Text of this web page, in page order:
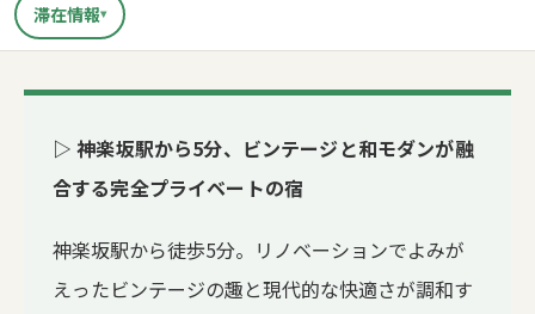
滞在情報▾
▷ 神楽坂駅から5分、ビンテージと和モダンが融
合する完全プライベートの宿
神楽坂駅から徒歩5分。リノベーションでよみが
えったビンテージの趣と現代的な快適さが調和す